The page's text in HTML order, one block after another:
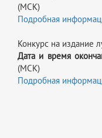
(МСК)
Подробная
Конкурс на издание
Дата и время
(МСК)
Подробная